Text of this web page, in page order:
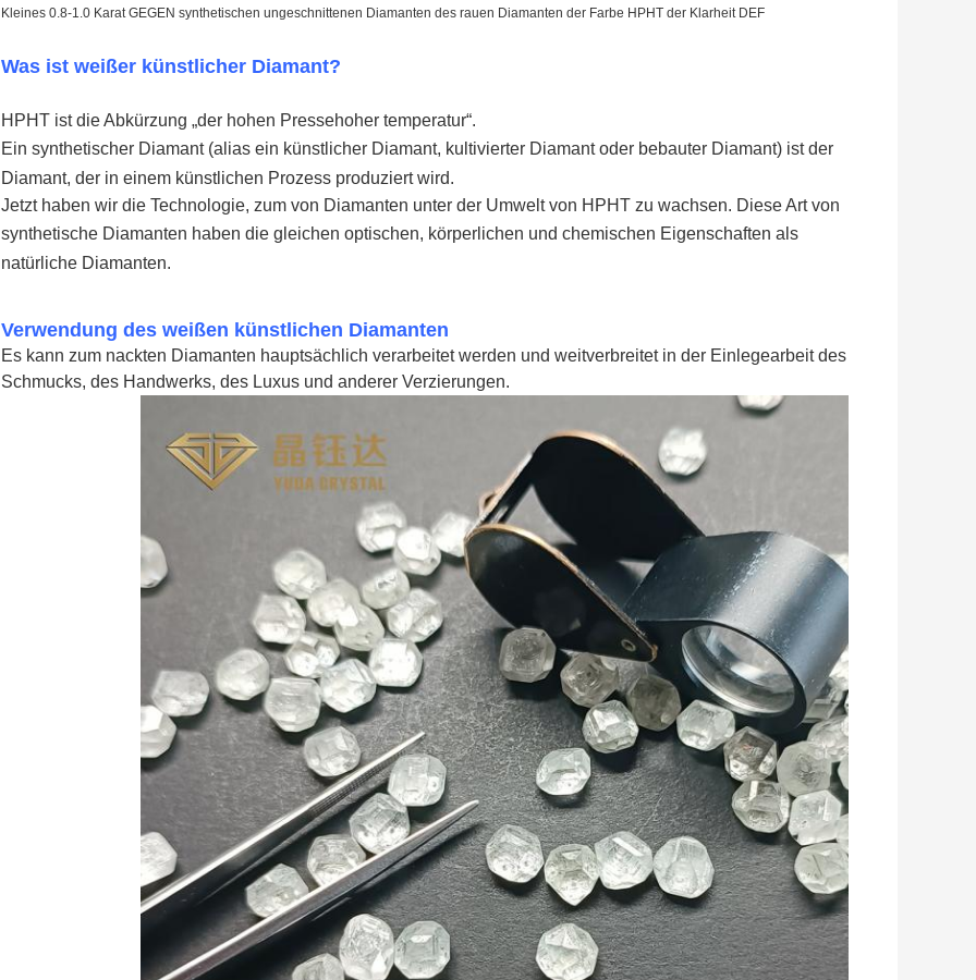
Kleines 0.8-1.0 Karat GEGEN synthetischen ungeschnittenen Diamanten des rauen Diamanten der Farbe HPHT der Klarheit DEF
Was ist weißer künstlicher Diamant?
HPHT ist die Abkürzung „der hohen Pressehoher temperatur“.
Ein synthetischer Diamant (alias ein künstlicher Diamant, kultivierter Diamant oder bebauter Diamant) ist der
Diamant, der in einem künstlichen Prozess produziert wird.
Jetzt haben wir die Technologie, zum von Diamanten unter der Umwelt von HPHT zu wachsen. Diese Art von
synthetische Diamanten haben die gleichen optischen, körperlichen und chemischen Eigenschaften als
natürliche Diamanten.
Verwendung des weißen künstlichen Diamanten
Es kann zum nackten Diamanten hauptsächlich verarbeitet werden und weitverbreitet in der Einlegearbeit des
Schmucks, des Handwerks, des Luxus und anderer Verzierungen.